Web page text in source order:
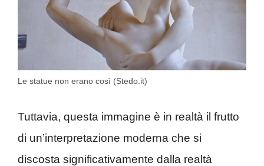
Le statue non erano così (Stedo.it)
Tuttavia, questa immagine è in realtà il frutto
di un’interpretazione moderna che si
discosta significativamente dalla realtà